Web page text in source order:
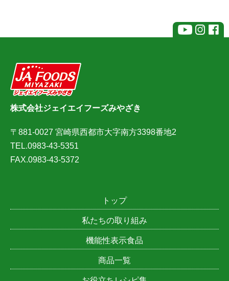
株式会社ジェイエイフーズみやざき
〒881-0027 宮崎県西都市大字南方3398番地2
TEL.0983-43-5351
FAX.0983-43-5372
トップ
私たちの取り組み
機能性表示食品
商品一覧